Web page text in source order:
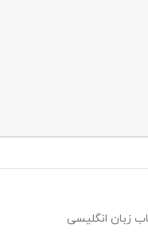
زبان انگلیسی